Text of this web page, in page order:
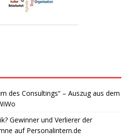
des Consultings“ – Auszug aus dem
Gewinner und Verlierer der
auf Personalintern.de